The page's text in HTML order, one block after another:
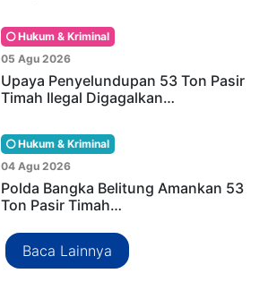
Hukum & Kriminal
05 Agu 2026
Upaya Penyelundupan 53 Ton Pasir
Timah Ilegal Digagalkan…
Hukum & Kriminal
04 Agu 2026
Polda Bangka Belitung Amankan 53
Ton Pasir Timah…
Baca Lainnya